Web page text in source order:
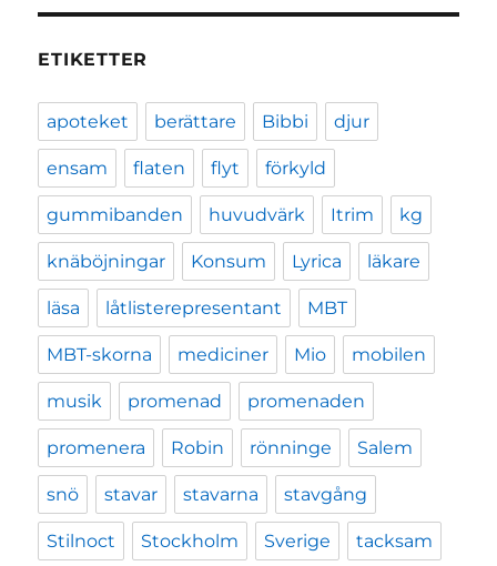
ETIKETTER
apoteket berättare Bibbi djur
ensam flaten flyt förkyld
gummibanden huvudvärk Itrim kg
knäböjningar Konsum Lyrica läkare
läsa låtlisterepresentant MBT
MBT-skorna mediciner Mio mobilen
musik promenad promenaden
promenera Robin rönninge Salem
snö stavar stavarna stavgång
Stilnoct Stockholm Sverige tacksam